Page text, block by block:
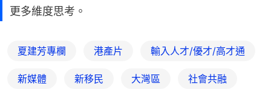
更多維度思考。
夏建芳專欄 港產片 輸入人才/優才/高才通
新媒體 新移民 大灣區 社會共融